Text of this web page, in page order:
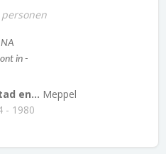
NA
in -
en... Meppel
- 1980